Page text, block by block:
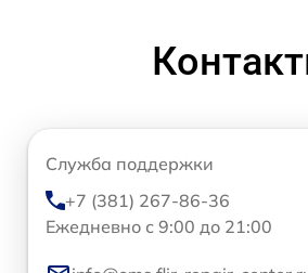
Служба поддержки
+7 (381) 267-86-36
Ежедневно с 9:00 до 21:00